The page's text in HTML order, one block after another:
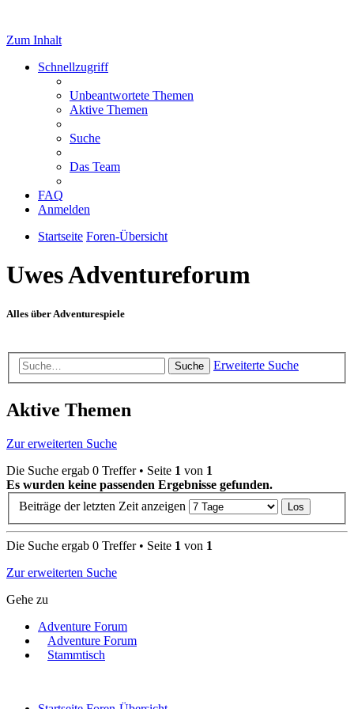
Zum Inhalt
Schnellzugriff
Unbeantwortete Themen
Aktive Themen
Suche
Das Team
FAQ
Anmelden
Startseite Foren-Übersicht
Uwes Adventureforum
Alles über Adventurespiele
Suche Erweiterte Suche
Aktive Themen
Zur erweiterten Suche
Die Suche ergab 0 Treffer • Seite 1 von 1
Es wurden keine passenden Ergebnisse gefunden.
Beiträge der letzten Zeit anzeigen
Die Suche ergab 0 Treffer • Seite 1 von 1
Zur erweiterten Suche
Gehe zu
Adventure Forum
Adventure Forum
Stammtisch